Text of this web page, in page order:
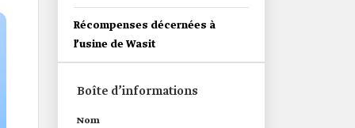
Récompenses décernées à
l’usine de Wasit
Boîte d’informations
Nom